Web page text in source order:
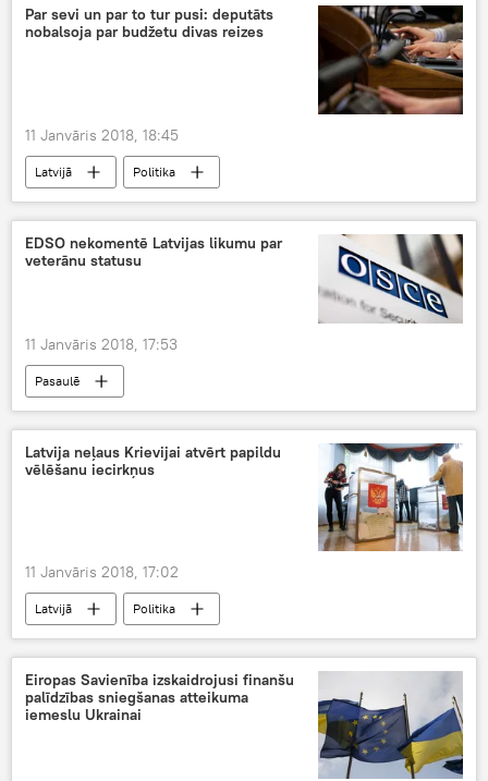
Par sevi un par to tur pusi: deputāts
nobalsoja par budžetu divas reizes
11 Janvāris 2018, 18:45
Latvijā Politika
EDSO nekomentē Latvijas likumu par
veterānu statusu
11 Janvāris 2018, 17:53
Pasaulē
Latvija neļaus Krievijai atvērt papildu
vēlēšanu iecirkņus
11 Janvāris 2018, 17:02
Latvijā Politika
Eiropas Savienība izskaidrojusi finanšu
palīdzības sniegšanas atteikuma
iemeslu Ukrainai